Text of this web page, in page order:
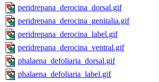
peridrepana_derocina_dorsal.gif
peridrepana_derocina_genitalia.gif
peridrepana_derocina_label.gif
peridrepana_derocina_ventral.gif
phalaena_defoliaria_dorsal.gif
phalaena_defoliaria_label.gif